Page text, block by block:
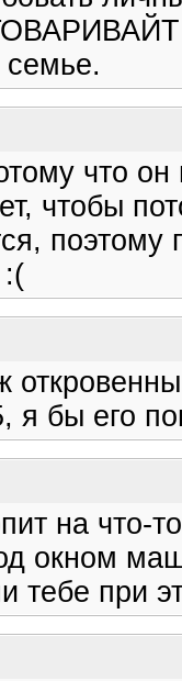
что он
чтобы
поэтому
:(
я бы его
на что-
окном
тебе при